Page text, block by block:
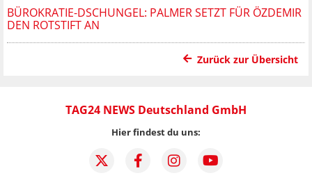
BÜROKRATIE-DSCHUNGEL: PALMER SETZT FÜR ÖZDEMIR
DEN ROTSTIFT AN
Zurück zur Übersicht
TAG24 NEWS Deutschland GmbH
Hier findest du uns: